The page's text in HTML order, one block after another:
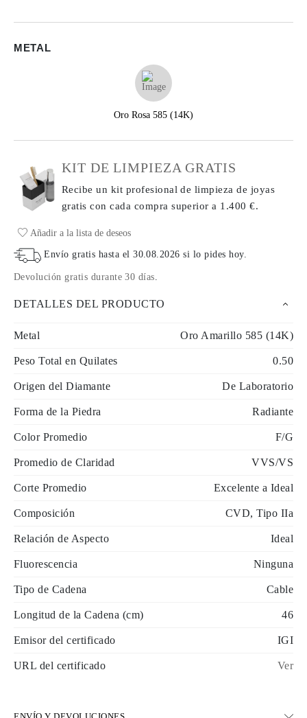
METAL
Oro Rosa 585 (14K)
KIT DE LIMPIEZA GRATIS
Recibe un kit profesional de limpieza de joyas
gratis con cada comprasuperior a 1.400 €.
Añadir a la lista de deseos
Envío gratis hasta el30.08.2026 si lo pides hoy.
Devolución gratis durante 30 días
DETALLES DEL PRODUCTO
Metal Oro Amarillo 585 (14K)
Peso Total en Quilates 0.50
Origen del Diamante De Laboratorio
Forma de la Piedra Radiante
Color Promedio F/G
Promedio de Claridad VVS/VS
Corte Promedio Excelente a Ideal
Composición CVD, Tipo IIa
Relación de Aspecto Ideal
Fluorescencia Ninguna
Tipo de Cadena Cable
Longitud de la Cadena (cm) 46
Emisor del certificado IGI
URL del certificado Ver